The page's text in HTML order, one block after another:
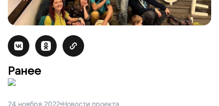
Ранее
24 ноября 2022 Новости проекта